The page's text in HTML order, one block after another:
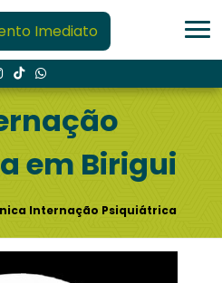
Imediato
em Birigui
Internação Psiquiátrica